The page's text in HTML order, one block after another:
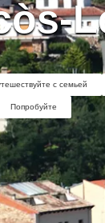
с семьей
Попробуйте